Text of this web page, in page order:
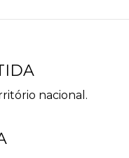
nacional.